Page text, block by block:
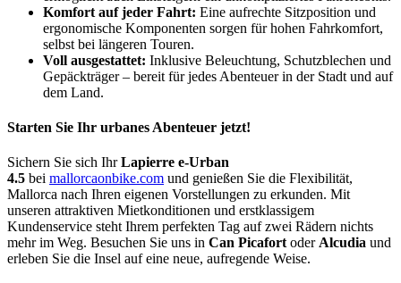
Komfort auf jeder Fahrt: Eine aufrechte Sitzposition und
ergonomische Komponenten sorgen für hohen Fahrkomfort,
selbst bei längeren Touren.
Voll ausgestattet: Inklusive Beleuchtung, Schutzblechen und
Gepäckträger – bereit für jedes Abenteuer in der Stadt und auf
dem Land.
Starten Sie Ihr urbanes Abenteuer jetzt!
Sichern Sie sich IhrLapierre e-Urban
4.5 bei mallorcaonbike.com und genießen Sie die Flexibilität,
Mallorca nach Ihren eigenen Vorstellungen zu erkunden. Mit
unseren attraktiven Mietkonditionen und erstklassigem
Kundenservice steht Ihrem perfekten Tag auf zwei Rädern nichts
mehr im Weg. Besuchen Sie uns in Can PicafortoderAlcudia und
erleben Sie die Insel auf eine neue, aufregende Weise.